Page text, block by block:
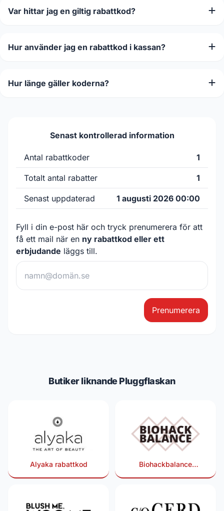
Var hittar jag en giltig rabattkod?
Hur använder jag en rabattkod i kassan?
Hur länge gäller koderna?
Senast kontrollerad information
Antal rabattkoder 1
Totalt antal rabatter 1
Senast uppdaterad 1 augusti 2026 00:00
Fyll i din e-post här och tryck prenumerera för att
få ett mail när en ny rabattkod eller ett
erbjudande läggs till.
Prenumerera
Butiker liknande Pluggflaskan
Alyaka rabattkod
Biohackbalance